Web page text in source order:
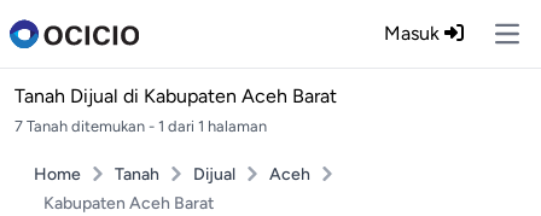
Masuk
Tanah Dijual di Kabupaten Aceh Barat
7 Tanah ditemukan - 1 dari 1 halaman
Home Tanah Dijual
Aceh
Kabupaten Aceh Barat